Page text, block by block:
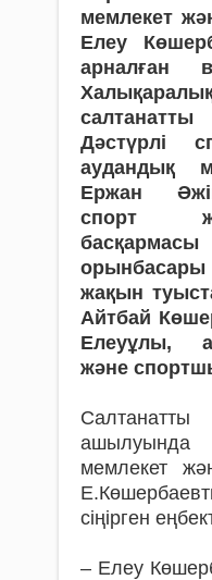
мемлекет
Елеу
арналған
Дәстүрлі
аудандық
Ержан
спорт
жақын
Айтбай
Елеуұлы,
және
мемлекет
сіңірген
– Елеу